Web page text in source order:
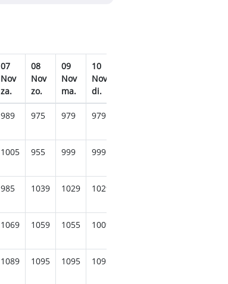
07
Nov
za.
08
Nov
zo.
09
Nov
ma.
10
Nov
di.
989 975 979 979
1005 955 999 999
985 1039 1029 1029
1069 1059 1055 1009
1089 1095 1095 1095